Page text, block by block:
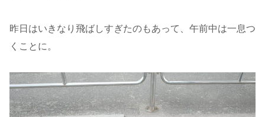
昨日はいきなり飛ばしすぎたのもあって、午前中は一息つ
くことに。